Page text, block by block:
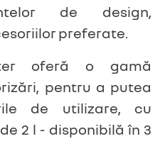
de design,
preferate.
oferă o gamă
pentru a putea
de utilizare, cu
2 l - disponibilă în 3